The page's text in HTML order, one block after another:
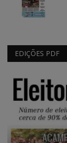
EDIÇÕES PDF